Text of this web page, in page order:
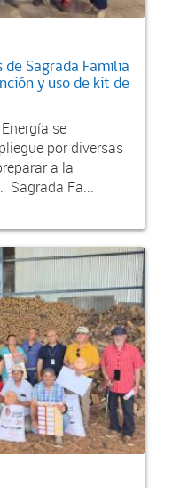
Sagrada Familia
y uso de kit de
se
por diversas
a la
Sagrada Fa...